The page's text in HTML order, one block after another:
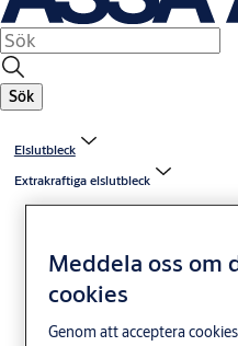
Sök
Elslutbleck
Extrakraftiga elslutbleck
Meddela oss om
cookies
Genom att acceptera